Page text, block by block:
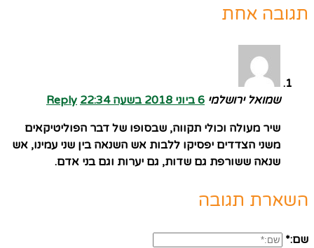
תגובה אחת
שמואל ירושלמי 6 ביוני 2018 בשעה 22:34
Reply
שיר מעולה וכולי תקווה, שבסופו של דבר הפוליטיקאים
משני הצדדים יפסיקו ללבות אש השנאה בין שני עמינו, אש
שנאה ששורפת גם שדות, גם יערות וגם בני אדם.
השארת תגובה
שם:*